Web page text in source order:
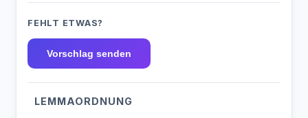
FEHLT ETWAS?
Vorschlag senden
LEMMAORDNUNG